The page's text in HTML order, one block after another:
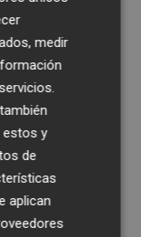
medir
también
estos y
de
aplican